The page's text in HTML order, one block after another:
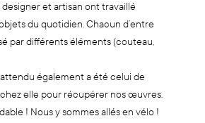
designer et artisan ont travaillé
du quotidien. Chacun d’entre
par différents éléments (couteau,
également a été celui de
elle pour récupérer nos œuvres.
! Nous y sommes allés en vélo !